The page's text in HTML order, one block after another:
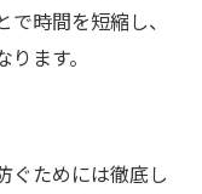
時間を短縮し、
ます。
ぐためには徹底し